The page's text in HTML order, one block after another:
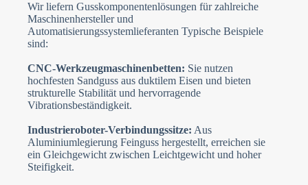
Wir liefern Gusskomponentenlösungen für zahlreiche
Maschinenhersteller und
Automatisierungssystemlieferanten Typische Beispiele
sind:
CNC-Werkzeugmaschinenbetten: Sie nutzen
hochfesten Sandguss aus duktilem Eisen und bieten
strukturelle Stabilität und hervorragende
Vibrationsbeständigkeit.
Industrieroboter-Verbindungssitze: Aus
Aluminiumlegierung Feinguss hergestellt, erreichen sie
ein Gleichgewicht zwischen Leichtgewicht und hoher
Steifigkeit.